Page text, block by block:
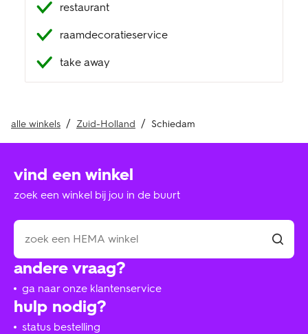
restaurant
raamdecoratieservice
take away
alle winkels Zuid-Holland Schiedam
hulp nodig?
status bestelling
andere vraag?
ga naar onze klantenservice
vind een winkel
zoek een winkel bij jou in de buurt